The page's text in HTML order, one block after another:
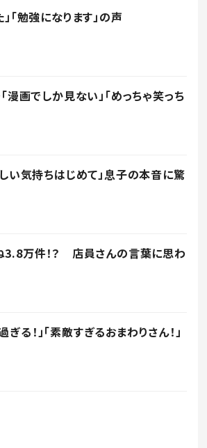
「勉強になります」の声
画でしか見ない」「めっちゃ笑っち
い気持ちはじめて」息子の本音に驚
万件！？ 店員さんの言葉に思わ
！」「素敵すぎるおまわりさん！」